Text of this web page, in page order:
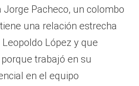
Pacheco, un colombo
una relación estrecha
López y que
trabajó en su
en el equipo